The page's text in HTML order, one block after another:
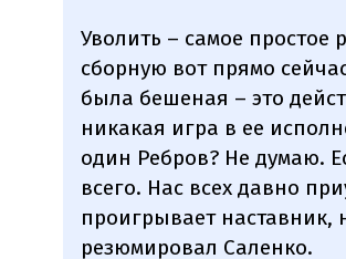
Уволить – самое простое
сборную вот прямо
была бешеная – это
никакая игра в ее
один Ребров? Не думаю.
всего. Нас всех давно
проигрывает наставник,
резюмировал Саленко.